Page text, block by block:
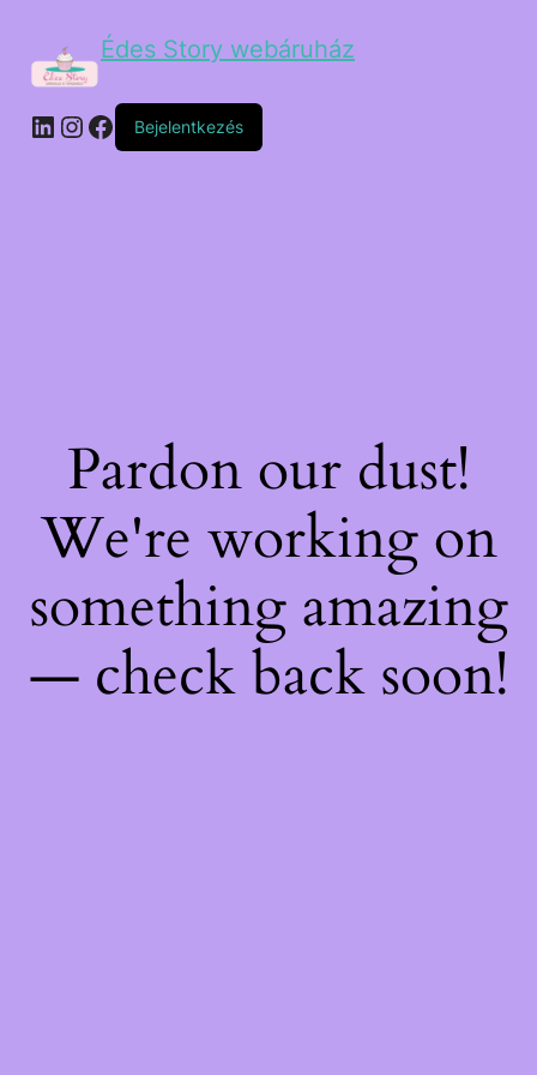
Édes Story webáruház
Bejelentkezés
Pardon our dust!
We're working on
something amazing
— check back soon!